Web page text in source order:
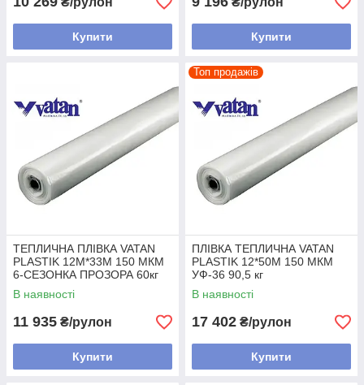
Купити Купити
ТЕПЛИЧНА ПЛІВКА VATAN
PLASTIK 12М*33М 150 МКМ
6-СЕЗОНКА ПРОЗОРА 60кг
В наявності
11 935 ₴/рулон
Купити
Топ продажів
ПЛІВКА ТЕПЛИЧНА VATAN
PLASTIK 12*50М 150 МКМ
УФ-36 90,5 кг
В наявності
17 402 ₴/рулон
Купити